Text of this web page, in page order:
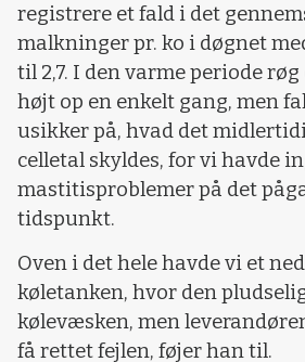
registrere et fald i det
malkninger pr. ko i døgnet
til 2,7. I den varme periode
højt op en enkelt gang, men
usikker på, hvad det
celletal skyldes, for vi havde
mastitisproblemer på det
tidspunkt.
Oven i det hele havde vi et
køletanken, hvor den
kølevæsken, men
få rettet fejlen, føjer han til.